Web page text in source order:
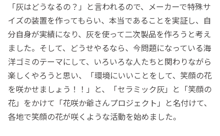
「灰はどうなるの？」と言われるので、メーカーで特殊サ
イズの装置を作ってもらい、本当であることを実証し、自
分自身が実績になり、灰を使って二次製品を作ろうと考え
ました。そして、どうせやるなら、今問題になっている海
洋ゴミのテーマにして、いろいろな人たちと関わりながら
楽しくやろうと思い、「環境にいいことをして、笑顔の花
を咲かせましょう！！」と、「セラミック灰」と「笑顔の
花」をかけて「花咲か爺さんプロジェクト」と名付けて、
各地で笑顔の花が咲くような活動を始めました。